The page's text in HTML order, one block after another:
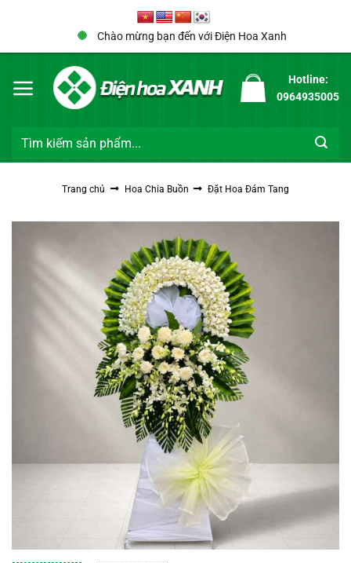
Chào mừng bạn đến với Điện Hoa Xanh
Hotline:
0964935005
Tìm
Trang chủ Hoa Chia Buồn Đặt Hoa Đám Tang